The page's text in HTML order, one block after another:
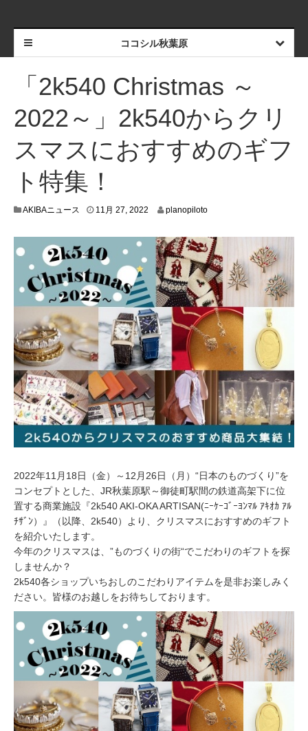
ココシル秋葉原
「2k540 Christmas ～
2022～」2k540からクリ
スマスにおすすめのギフ
ト特集！
AKIBAニュース 11月 27, 2022
2
2
planopiloto
2022年11月18日（金）～12月26日（月）“日本のものづくり”を
コンセプトとした、JR秋葉原駅～御徒町駅間の鉄道高架下に位
置する商業施設『2k540 AKI-OKA ARTISAN(ﾆｰｹｰｺﾞｰﾖﾝﾏﾙ ｱｷｵｶ ｱﾙ
ﾁｻﾞﾝ）』（以降、2k540）より、クリスマスにおすすめのギフト
を紹介いたします。
今年のクリスマスは、”ものづくりの街“でこだわりのギフトを探
しませんか？
2k540各ショップいちおしのこだわりアイテムを是非お楽しみく
ださい。皆様のお越しをお待ちしております。